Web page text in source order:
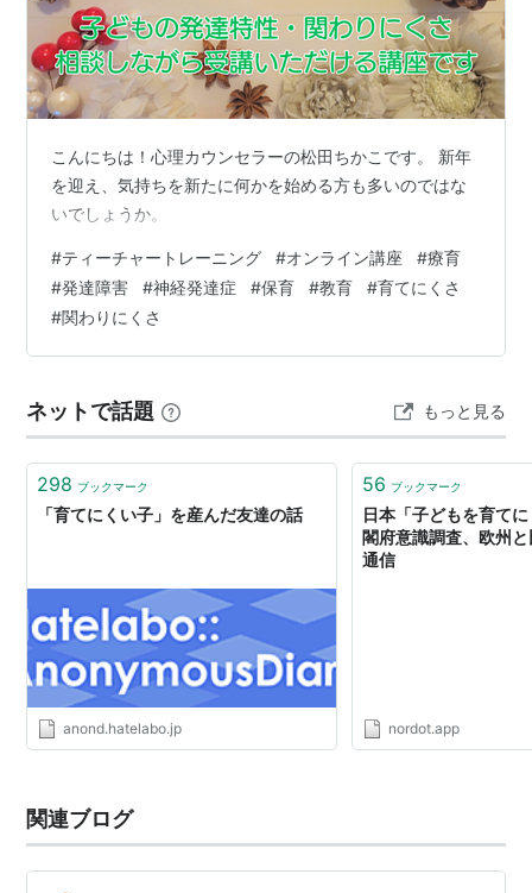
こんにちは！心理カウンセラーの松田ちかこです。 新年
を迎え、気持ちを新たに何かを始める方も多いのではな
いでしょうか。
#ティーチャートレーニング #オンライン講座 #療育
#発達障害 #神経発達症 #保育 #教育 #育てにくさ
#関わりにくさ
ネットで話題 もっと見る
298 ブックマーク
「育てにくい子」を産んだ友達の話
anond.hatelabo.jp
56 ブックマーク
日本「子どもを育て
閣府意識調査、欧州
通信
nordot.app
関連ブログ